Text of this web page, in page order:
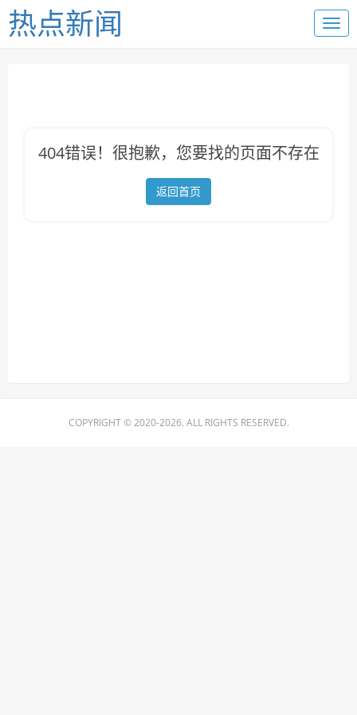
热点新闻
404错误！很抱歉，您要找的页面不存在
返回首页
COPYRIGHT © 2020-2026. ALL RIGHTS RESERVED.